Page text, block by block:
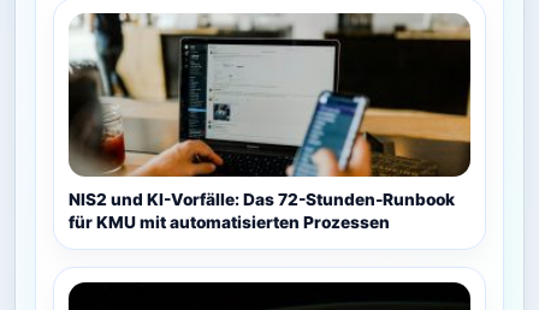
NIS2 und KI-Vorfälle: Das 72-Stunden-Runbook
für KMU mit automatisierten Prozessen